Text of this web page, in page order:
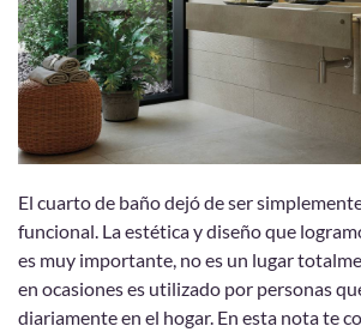
El cuarto de baño dejó de ser
funcional. La estética y diseño que
es muy importante, no es un lugar
en ocasiones es utilizado por personas
diariamente en el hogar. En esta nota te